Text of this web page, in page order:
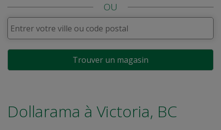
OU
Trouver un magasin
Dollarama à Victoria, BC